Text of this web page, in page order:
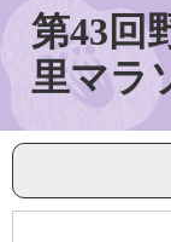
第43回
里マラ